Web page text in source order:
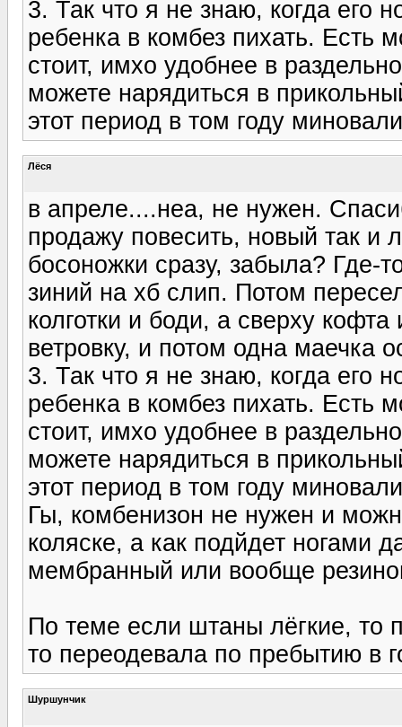
3. Так что я не знаю, когда его
ребенка в комбез пихать. Есть
стоит, имхо удобнее в
можете нарядиться в
этот период в том году
Лёся
в апреле....неа, не нужен.
продажу повесить, новый так и
босоножки сразу, забыла?
зиний на хб слип. Потом
колготки и боди, а сверху
ветровку, и потом одна маечка
3. Так что я не знаю, когда его
ребенка в комбез пихать. Есть
стоит, имхо удобнее в
можете нарядиться в
этот период в том году
Гы, комбенизон не нужен и
коляске, а как подйдет ногами
мембранный или вообще
По теме если штаны лёгкие, то
то переодевала по пребытию в
Шуршунчик